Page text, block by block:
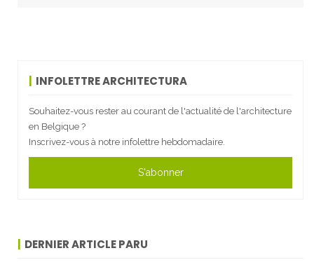
INFOLETTRE ARCHITECTURA
Souhaitez-vous rester au courant de l'actualité de l'architecture
en Belgique ?
Inscrivez-vous à notre infolettre hebdomadaire.
S'abonner
DERNIER ARTICLE PARU